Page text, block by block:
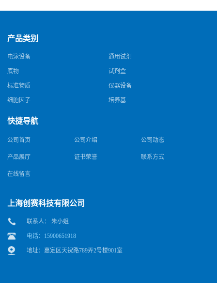
产品类别
电泳设备 通用试剂
底物 试剂盒
标准物质 仪器设备
细胞因子 培养基
快捷导航
公司首页 公司介绍 公司动态
产品展厅 证书荣誉 联系方式
在线留言
上海创赛科技有限公司
联系人： 朱小姐
电话：15900651918
地址：嘉定区天祝路789弄2号楼901室